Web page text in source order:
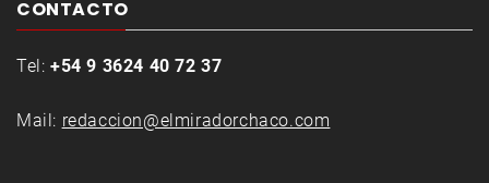
CONTACTO
Tel: +54 9 3624 40 72 37
Mail: redaccion@elmiradorchaco.com